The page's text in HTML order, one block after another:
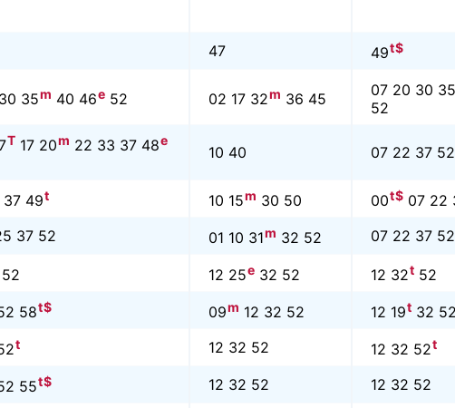
47 49t$
35m 40 46e 52 02 17 32m 36 45 07 20 30 35
52
T 17 20m 22 33 37 48e
10 40 07 22 37 52
37 49t 10 15m 30 50 00t$ 07 22
37 52 01 10 31m 32 52 07 22 37 52
52 12 25e 32 52 12 32t 52
58t$ 09m 12 32 52 12 19t 32
t 12 32 52 12 32 52t
55t$ 12 32 52 12 32 52